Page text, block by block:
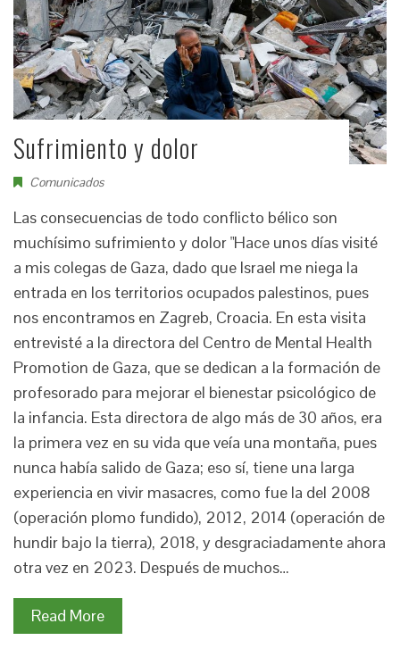
Sufrimiento y dolor
Comunicados
Las consecuencias de todo conflicto bélico son
muchísimo sufrimiento y dolor "Hace unos días visité
a mis colegas de Gaza, dado que Israel me niega la
entrada en los territorios ocupados palestinos, pues
nos encontramos en Zagreb, Croacia. En esta visita
entrevisté a la directora del Centro de Mental Health
Promotion de Gaza, que se dedican a la formación de
profesorado para mejorar el bienestar psicológico de
la infancia. Esta directora de algo más de 30 años, era
la primera vez en su vida que veía una montaña, pues
nunca había salido de Gaza; eso sí, tiene una larga
experiencia en vivir masacres, como fue la del 2008
(operación plomo fundido), 2012, 2014 (operación de
hundir bajo la tierra), 2018, y desgraciadamente ahora
otra vez en 2023. Después de muchos…
Read More